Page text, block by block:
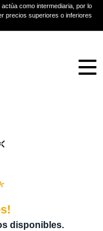
como intermediaria, por lo
precios superiores o inferiores
disponibles.